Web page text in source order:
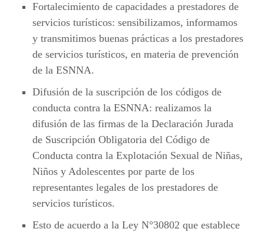
Fortalecimiento de capacidades a prestadores de
servicios turísticos: sensibilizamos, informamos
y transmitimos buenas prácticas a los prestadores
de servicios turísticos, en materia de prevención
de la ESNNA.
Difusión de la suscripción de los códigos de
conducta contra la ESNNA: realizamos la
difusión de las firmas de la Declaración Jurada
de Suscripción Obligatoria del Código de
Conducta contra la Explotación Sexual de Niñas,
Niños y Adolescentes por parte de los
representantes legales de los prestadores de
servicios turísticos.
Esto de acuerdo a la Ley N°30802 que establece